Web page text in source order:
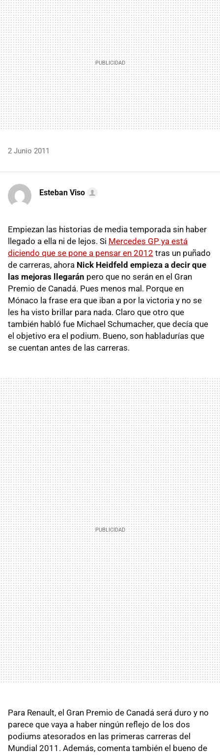
MAIL
2 Junio 2011
Esteban Viso
Empiezan las historias de media temporada sin haber
llegado a ella ni de lejos. Si Mercedes GP ya está
diciendo que se pone a pensar en 2012 tras un puñado
de carreras, ahora Nick Heidfeld empieza a decir que
las mejoras llegarán pero que no serán en el Gran
Premio de Canadá. Pues menos mal. Porque en
Mónaco la frase era que iban a por la victoria y no se
les ha visto brillar para nada. Claro que otro que
también habló fue Michael Schumacher, que decía que
el objetivo era el podium. Bueno, son habladurías que
se cuentan antes de las carreras.
Para Renault, el Gran Premio de Canadá será duro y no
parece que vaya a haber ningún reflejo de los dos
podiums atesorados en las primeras carreras del
Mundial 2011. Además, comenta también el bueno de